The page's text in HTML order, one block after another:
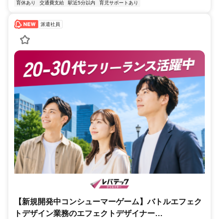
育休あり 交通費支給 駅近5分以内 育児サポートあり
派遣社員
【新規開発中コンシューマーゲーム】バトルエフェク
トデザイン業務のエフェクトデザイナー